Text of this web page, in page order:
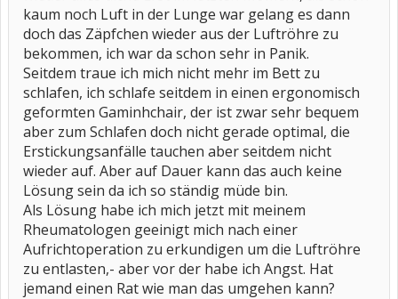
kaum noch Luft in der Lunge war gelang es dann
doch das Zäpfchen wieder aus der Luftröhre zu
bekommen, ich war da schon sehr in Panik.
Seitdem traue ich mich nicht mehr im Bett zu
schlafen, ich schlafe seitdem in einen ergonomisch
geformten Gaminhchair, der ist zwar sehr bequem
aber zum Schlafen doch nicht gerade optimal, die
Erstickungsanfälle tauchen aber seitdem nicht
wieder auf. Aber auf Dauer kann das auch keine
Lösung sein da ich so ständig müde bin.
Als Lösung habe ich mich jetzt mit meinem
Rheumatologen geeinigt mich nach einer
Aufrichtoperation zu erkundigen um die Luftröhre
zu entlasten,- aber vor der habe ich Angst. Hat
jemand einen Rat wie man das umgehen kann?